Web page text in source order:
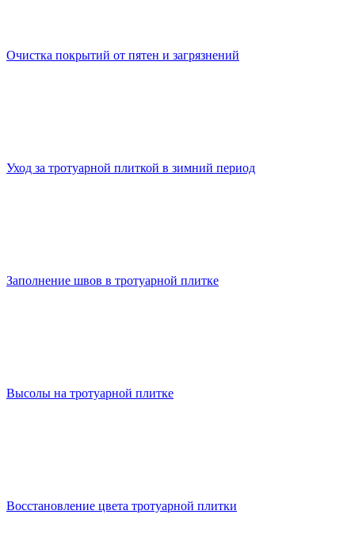
Очистка покрытий от пятен и загрязнений
Уход за тротуарной плиткой в зимний период
Заполнение швов в тротуарной плитке
Высолы на тротуарной плитке
Восстановление цвета тротуарной плитки